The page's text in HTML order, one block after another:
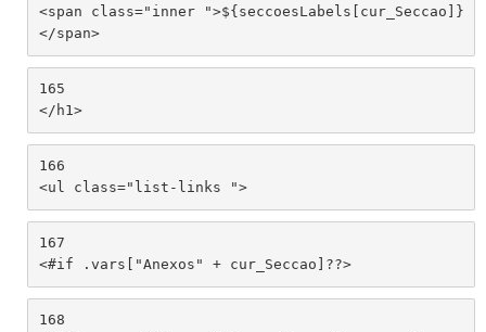
<span class="inner ">${seccoesLabels[cur_Seccao]}
</span>
165
</h1>
166
<ul class="list-links ">
167
<#if .vars["Anexos" + cur_Seccao]??>
168